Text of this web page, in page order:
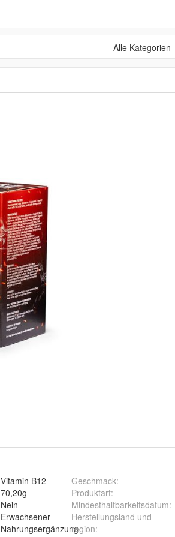
Alle Kategorien
Vitamin B12
70,20g
Nein
Erwachsener
Nahrungsergänzung
Geschmack:
Produktart:
Mindesthaltbarkeitsdatum:
Herstellungsland und -
region: